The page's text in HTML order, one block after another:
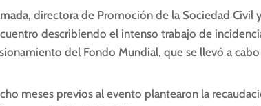
, directora de Promoción de la Sociedad Civil
describiendo el intenso trabajo de
del Fondo Mundial, que se llevó a
meses previos al evento plantearon la